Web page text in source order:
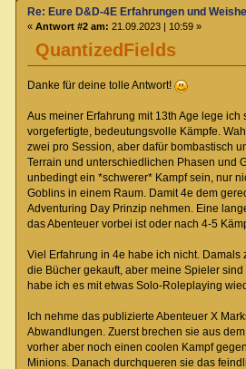
QuantizedFields
Re: Eure D&D-4E Erfahrungen und
« Antwort #2 am: 21.09.2023 | 10:59 »
Danke für deine tolle Antwort!
Aus meiner Erfahrung mit 13th Age lege ich
vorgefertigte, bedeutungsvolle Kämpfe.
zwei pro Session, aber dafür bombastisch
Terrain und unterschiedlichen Phasen und
unbedingt ein *schwerer* Kampf sein, nur
Goblins in einem Raum. Damit 4e dem
Adventuring Day Prinzip nehmen. Eine
das Abenteuer vorbei ist oder nach 4-5
Viel Erfahrung in 4e habe ich nicht. Damals
die Bücher gekauft, aber meine Spieler
habe ich es mit etwas Solo-Roleplaying
Ich nehme das publizierte Abenteuer X
Abwandlungen. Zuerst brechen sie aus
vorher aber noch einen coolen Kampf
Minions. Danach durchqueren sie das